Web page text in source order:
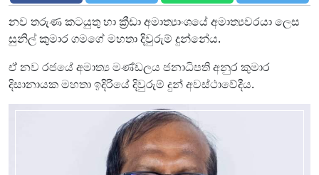
නව තරුණ කටයුතු හා ක්‍රීඩා අමාත්‍යාංශයේ අමාත්‍යවරයා ලෙස
සුනිල් කුමාර ගමගේ මහතා දිවුරුම් දුන්නේය.
ඒ නව රජයේ අමාත්‍ය මණ්ඩලය ජනාධිපති අනුර කුමාර
දිසානායක මහතා ඉදිරියේ දිවුරුම් දුන් අවස්ථාවේදීය.